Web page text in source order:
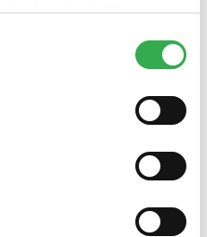
relevantnej reklamy.
používať všetky tieto